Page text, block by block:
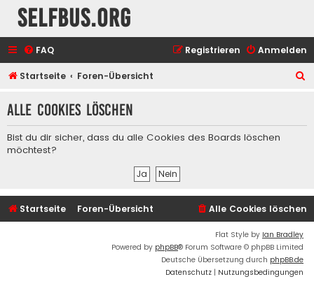
selfbus.org
FAQ Anmelden
Registrieren
Startseite Foren-Übersicht
h
Alle Cookies löschen
Bist du dir sicher, dass du alle Cookies des Boards löschen
möchtest?
Startseite Foren-Übersicht Alle Cookies löschen
Flat Style by Ian Bradley
Powered by phpBB® Forum Software © phpBB Limited
Deutsche Übersetzung durch phpBB.de
Datenschutz | Nutzungsbedingungen